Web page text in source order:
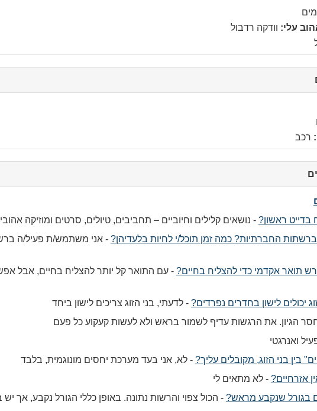
עלי: וודקה רדבול
to
רכב
to
ראשון? - נושאים קלילים וחיוביים – תחביבים, טיולים, סרטים ומוזיקה
החברתיות? כמה זמן תוכל/י לחיות בלעדיהן? -אני משתמש/ת פעיל/ה
תואר אקדמי כדי להצליח בחיים? -עם התואר קל יותר להצליח בחיים, אבל
יכולים לישון בחדרים נפרדים? -לדעתי, בני הזוג צריכים לישון ביחד
הגיון. את הרגשות עדיף לשמור בראש ולא לעשות קעקוע כל פעם
ואנרגטי
בין בני הזוג, מקובלים עליך? -לא, אני בעד מערכת יחסים מונוגמית, בלבד
אזרחיים? -לא מתאים לי
בגורל שנקבע מראש? - הכול צפוי והרשות נתונה. באופן כללי הגורל נקבע, אך יש